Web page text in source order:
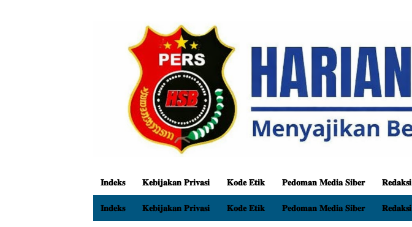
𝐈𝐧𝐝𝐞𝐤𝐬 𝐊𝐞𝐛𝐢𝐣𝐚𝐤𝐚𝐧 𝐏𝐫𝐢𝐯𝐚𝐬𝐢 𝐊𝐨𝐝𝐞 𝐄𝐭𝐢𝐤 𝐏𝐞𝐝𝐨𝐦𝐚𝐧 𝐌𝐞𝐝𝐢𝐚 𝐒𝐢𝐛𝐞𝐫 𝐑𝐞𝐝𝐚𝐤𝐬𝐢
𝐈𝐧𝐝𝐞𝐤𝐬 𝐊𝐞𝐛𝐢𝐣𝐚𝐤𝐚𝐧 𝐏𝐫𝐢𝐯𝐚𝐬𝐢 𝐊𝐨𝐝𝐞 𝐄𝐭𝐢𝐤 𝐏𝐞𝐝𝐨𝐦𝐚𝐧 𝐌𝐞𝐝𝐢𝐚 𝐒𝐢𝐛𝐞𝐫 𝐑𝐞𝐝𝐚𝐤𝐬𝐢